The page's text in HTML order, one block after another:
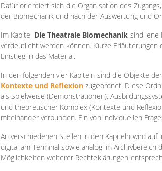
Dafür orientiert sich die Organisation des
der Biomechanik und nach der Auswertung und
Im Kapitel Die Theatrale Biomechanik sind jene
verdeutlicht werden können. Kurze
Einstieg in das Material.
In den folgenden vier Kapiteln sind die Objekte
Kontexte und Reflexion zugeordnet. Diese
als Spielweise (Demonstrationen),
und theoretischer Komplex (Kontexte und
miteinander verbunden. Ein von individuellen
An verschiedenen Stellen in den Kapiteln wird
digital am Terminal sowie analog im
Möglichkeiten weiterer Rechteklärungen